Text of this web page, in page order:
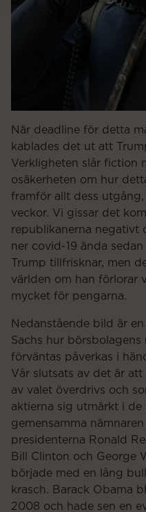
När deadline för detta
kablades det ut att
Verkligheten slår fiction
osäkerheten om hur
framför allt dess
veckor. Vi gissar det
republikanerna negativt
ner covid-19 ända
Trump tillfrisknar, men
världen om han förlorar
mycket för pengarna.
Nedanstående bild är
Sachs hur
förväntas påverkas i
Vår slutsats av det är
av valet överdrivs och
aktierna sig utmärkt i de
gemensamma
presidenterna Ronald
Bill Clinton och George
började med en lång
krasch. Barack Obama
2008 och hade sen en